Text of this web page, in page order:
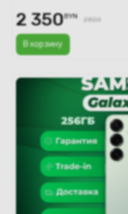
В корзину
2 350BYN 2820